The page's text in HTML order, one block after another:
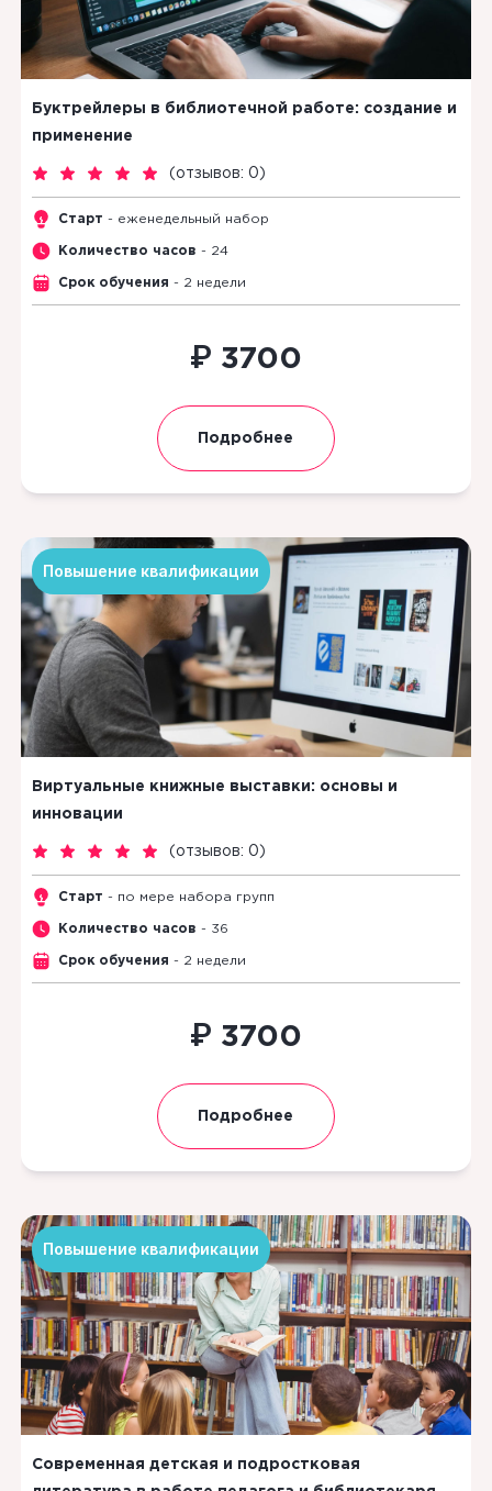
Буктрейлеры в библиотечной работе: создание и
применение
( отзывов: 0 )
Старт - еженедельный набор
Количество часов - 24
Срок обучения - 2 недели
₽ 3700
Подробнее
Повышение квалификации
Виртуальные книжные выставки: основы и
инновации
( отзывов: 0 )
Старт - по мере набора групп
Количество часов - 36
Срок обучения - 2 недели
₽ 3700
Подробнее
Повышение квалификации
Современная детская и подростковая